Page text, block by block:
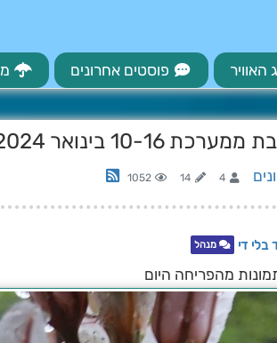
האוויר פוסטים אחרונים
10-16 בינואר 2024
4
14
1052
די מנהל
מהפריחה היום